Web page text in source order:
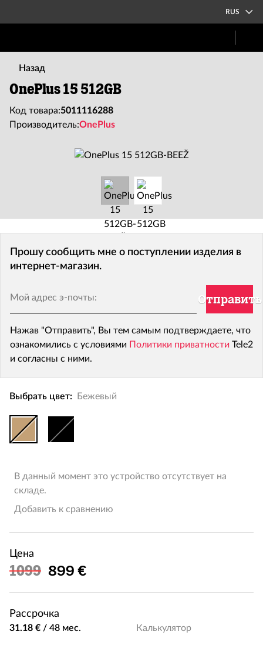
RUS
Назад
OnePlus 15 512GB
Код товара:5011116288
Производитель:OnePlus
Прошу сообщить мне о поступлении изделия в
интернет-магазин.
Мой адрес э-почты:
Отправить
Нажав "Отправить", Вы тем самым подтверждаете, что
ознакомились с условиями Политики приватности Tele2
и согласны с ними.
Выбрать цвет: Бежевый
В данный момент это устройство отсутствует на
складе.
Добавить к сравнению
Цена
1099 Льготная цена
899 €
Рассрочка
31.18 € / 48 мес. Калькулятор